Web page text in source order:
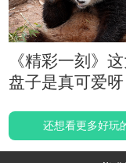
《精彩一刻》
盘子是真可爱呀
还想看更多好玩